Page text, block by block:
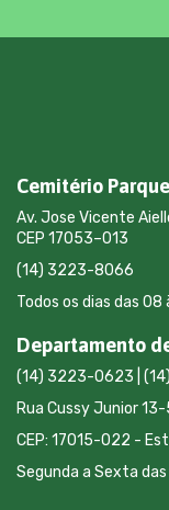
Cemitério
Av. Jose Vicente
CEP 17053–013
(14) 3223-8066
Todos os dias das 08
Departamento
(14) 3223-0623 |
Rua Cussy Junior
CEP: 17015-022 -
Segunda a Sexta